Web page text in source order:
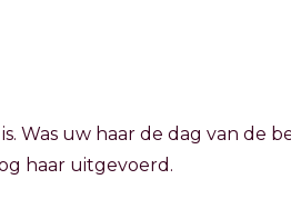
Was uw haar de dag van
haar uitgevoerd.